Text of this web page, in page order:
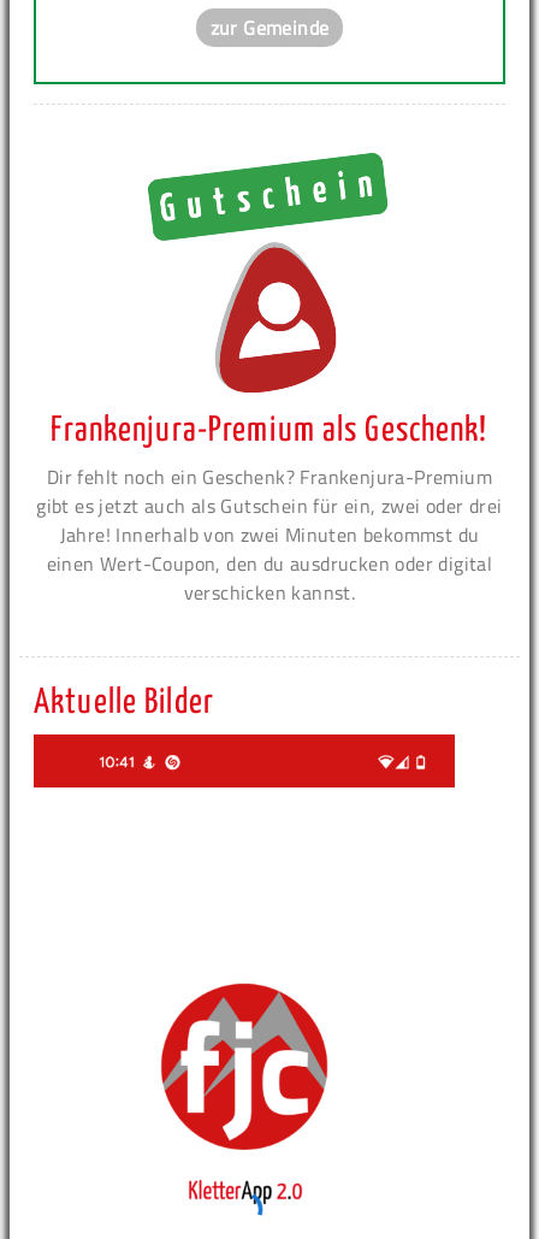
zur Gemeinde
Frankenjura-Premium als Geschenk!
Dir fehlt noch ein Geschenk? Frankenjura-Premium
gibt es jetzt auch als Gutschein für ein, zwei oder drei
Jahre! Innerhalb von zwei Minuten bekommst du
einen Wert-Coupon, den du ausdrucken oder digital
verschicken kannst.
Aktuelle Bilder